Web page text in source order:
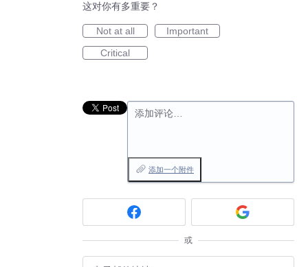
这对你有多重要？
Not at all
Important
Critical
添加评论…
添加一个附件
或